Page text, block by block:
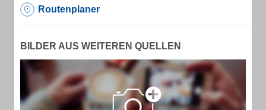
Routenplaner
BILDER AUS WEITEREN QUELLEN